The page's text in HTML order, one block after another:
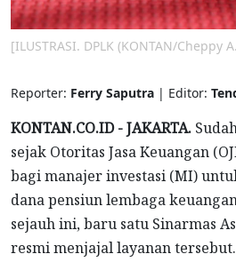
[ILUSTRASI. DPLK (KONTAN/Cheppy
Reporter: Ferry Saputra | Editor:
KONTAN.CO.ID - JAKARTA.
sejak Otoritas Jasa Keuangan
bagi manajer investasi (MI)
dana pensiun lembaga
sejauh ini, baru satu Sinarmas
resmi menjajal layanan tersebut.